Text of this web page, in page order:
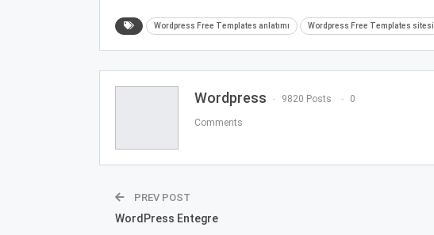
Wordpress Free Templates anlatımı Wordpress Free Templates sitesi
Wordpress 9820 Posts 0
Comments
PREV POST
WordPress Entegre